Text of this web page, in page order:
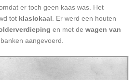
er toch geen kaas was. Het
tot klaslokaal . Er werd een houten
en met de wagen van
aangevoerd.